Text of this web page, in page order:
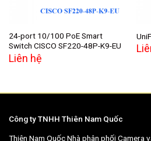
24-port 10/100 PoE Smart
Switch CISCO SF220-48P-K9-EU
Liên hệ
Công ty TNHH Thiên Nam Quốc
Thiên Nam Quốc Nhà phân phối Camera